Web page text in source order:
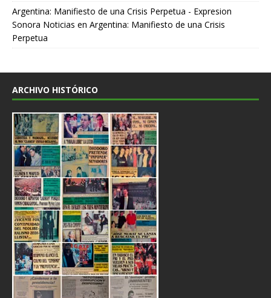
Argentina: Manifiesto de una Crisis Perpetua - Expresion
Sonora Noticias en Argentina: Manifiesto de una Crisis
Perpetua
ARCHIVO HISTÓRICO